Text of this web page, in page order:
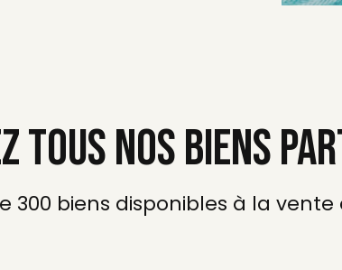
TOUS NOS BIENS
300 biens disponibles à la